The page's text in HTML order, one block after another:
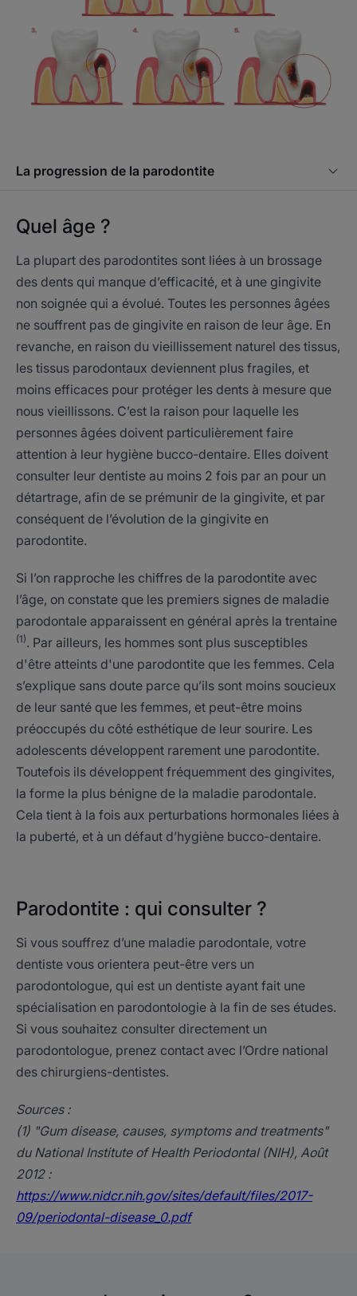
La progression de la parodontite
Quel âge ?
La plupart des parodontites sont liées à un brossage
des dents qui manque d’efficacité, et à une gingivite
non soignée qui a évolué. Toutes les personnes âgées
ne souffrent pas de gingivite en raison de leur âge. En
revanche, en raison du vieillissement naturel des tissus,
les tissus parodontaux deviennent plus fragiles, et
moins efficaces pour protéger les dents à mesure que
nous vieillissons. C’est la raison pour laquelle les
personnes âgées doivent particulièrement faire
attention à leur hygiène bucco-dentaire. Elles doivent
consulter leur dentiste au moins 2 fois par an pour un
détartrage, afin de se prémunir de la gingivite, et par
conséquent de l’évolution de la gingivite en
parodontite.
Si l’on rapproche les chiffres de la parodontite avec
l’âge, on constate que les premiers signes de maladie
parodontale apparaissent en général après la trentaine
(1). Par ailleurs, les hommes sont plus susceptibles
d'être atteints d'une parodontite que les femmes. Cela
s’explique sans doute parce qu’ils sont moins soucieux
de leur santé que les femmes, et peut-être moins
préoccupés du côté esthétique de leur sourire. Les
adolescents développent rarement une parodontite.
Toutefois ils développent fréquemment des gingivites,
la forme la plus bénigne de la maladie parodontale.
Cela tient à la fois aux perturbations hormonales liées à
la puberté, et à un défaut d’hygiène bucco-dentaire.
Parodontite : qui consulter ?
Si vous souffrez d’une maladie parodontale, votre
dentiste vous orientera peut-être vers un
parodontologue, qui est un dentiste ayant fait une
spécialisation en parodontologie à la fin de ses études.
Si vous souhaitez consulter directement un
parodontologue, prenez contact avec l’Ordre national
des chirurgiens-dentistes.
Sources :
(1) "Gum disease, causes, symptoms and treatments"
du National Institute of Health Periodontal (NIH), Août
2012 :
https://www.nidcr.nih.gov/sites/default/files/2017-
09/periodontal-disease_0.pdf